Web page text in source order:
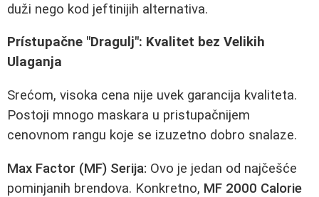
duži nego kod jeftinijih alternativa.
Prístupačne "Dragulj": Kvalitet bez Velikih
Ulaganja
Srećom, visoka cena nije uvek garancija kvaliteta.
Postoji mnogo maskara u pristupačnijem
cenovnom rangu koje se izuzetno dobro snalaze.
Max Factor (MF) Serija: Ovo je jedan od najčešće
pominjanih brendova. Konkretno, MF 2000 Calorie